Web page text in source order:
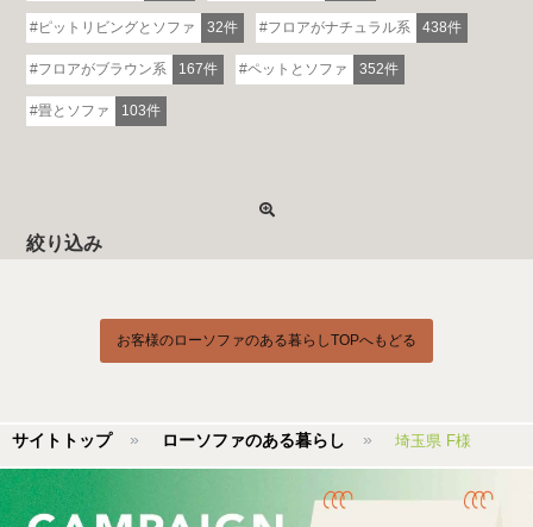
ピットリビングとソファ 32件 フロアがナチュラル系 438件
フロアがブラウン系 167件 ペットとソファ 352件
畳とソファ 103件
絞り込み
お客様のローソファのある暮らしTOPへもどる
サイトトップ ローソファのある暮らし 埼玉県 F様